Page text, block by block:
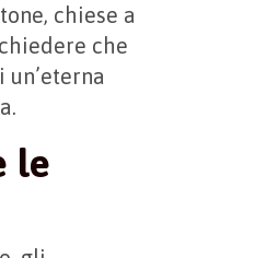
chiese a
che
le